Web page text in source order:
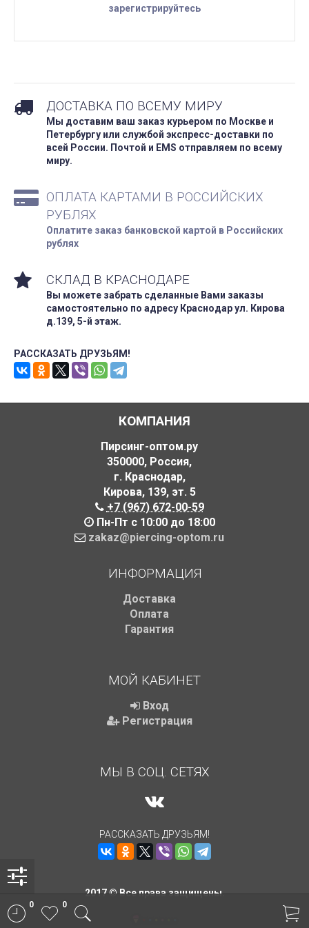
зарегистрируйтесь
ДОСТАВКА ПО ВСЕМУ МИРУ
Мы доставим ваш заказ курьером по Москве и
Петербургу или службой экспресс-доставки по
всей России. Почтой и EMS отправляем по всему
миру.
ОПЛАТА КАРТАМИ В РОССИЙСКИХ
РУБЛЯХ
Оплатите заказ банковской картой в Российских
рублях
СКЛАД В КРАСНОДАРЕ
Вы можете забрать сделанные Вами заказы
самостоятельно по адресу Краснодар ул. Кирова
д.139, 5-й этаж.
РАССКАЗАТЬ ДРУЗЬЯМ!
КОМПАНИЯ
Пирсинг-оптом.ру
350000, Россия,
г. Краснодар,
Кирова, 139, эт. 5
+7 (967) 672-00-59
Пн-Пт с 10:00 до 18:00
zakaz@piercing-optom.ru
ИНФОРМАЦИЯ
Доставка
Оплата
Гарантия
МОЙ КАБИНЕТ
Вход
Регистрация
МЫ В СОЦ. СЕТЯХ
РАССКАЗАТЬ ДРУЗЬЯМ!
2017 © Все права защищены.
0 0